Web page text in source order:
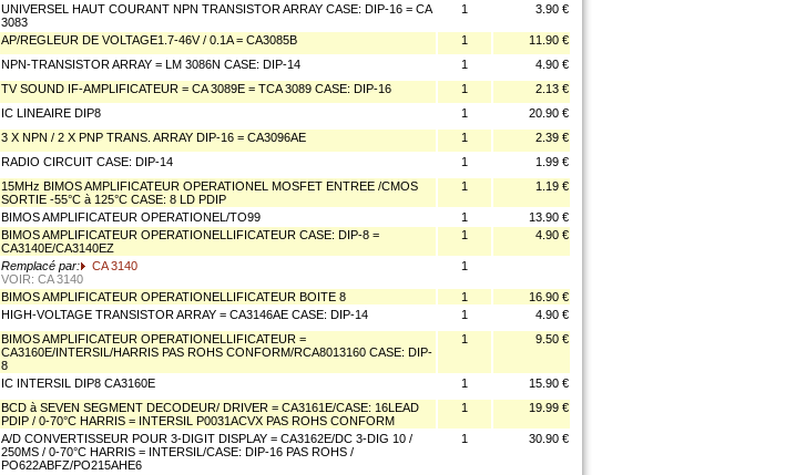
UNIVERSEL HAUT COURANT NPN TRANSISTOR ARRAY CASE: DIP-16 = CA
3083
1 3.90 €
AP/REGLEUR DE VOLTAGE1.7-46V / 0.1A = CA3085B 1
11.90 €
NPN-TRANSISTOR ARRAY = LM 3086N CASE: DIP-14 1
4.90 €
TV SOUND IF-AMPLIFICATEUR = CA 3089E = TCA 3089 CASE: DIP-16 1
2.13 €
IC LINEAIRE DIP8 1
20.90 €
3 X NPN / 2 X PNP TRANS. ARRAY DIP-16 = CA3096AE 1
2.39 €
RADIO CIRCUIT CASE: DIP-14 1
1.99 €
15MHz BIMOS AMPLIFICATEUR OPERATIONEL MOSFET ENTREE /CMOS
SORTIE -55°C à 125°C CASE: 8 LD PDIP
1 1.19 €
BIMOS AMPLIFICATEUR OPERATIONEL/TO99 1
13.90 €
BIMOS AMPLIFICATEUR OPERATIONELLIFICATEUR CASE: DIP-8 =
CA3140E/CA3140EZ
1 4.90 €
Remplacé par:
CA 3140
VOIR: CA 3140
1
BIMOS AMPLIFICATEUR OPERATIONELLIFICATEUR BOITE 8 1
16.90 €
HIGH-VOLTAGE TRANSISTOR ARRAY = CA3146AE CASE: DIP-14 1
4.90 €
BIMOS AMPLIFICATEUR OPERATIONELLIFICATEUR =
CA3160E/INTERSIL/HARRIS PAS ROHS CONFORM/RCA8013160 CASE: DIP-
8
1 9.50 €
IC INTERSIL DIP8 CA3160E 1
15.90 €
BCD à SEVEN SEGMENT DECODEUR/ DRIVER = CA3161E/CASE: 16LEAD
PDIP / 0-70°C HARRIS = INTERSIL P0031ACVX PAS ROHS CONFORM
1 19.99 €
A/D CONVERTISSEUR POUR 3-DIGIT DISPLAY = CA3162E/DC 3-DIG 10 /
250MS / 0-70°C HARRIS = INTERSIL/CASE: DIP-16 PAS ROHS /
PO622ABFZ/PO215AHE6
1 30.90 €